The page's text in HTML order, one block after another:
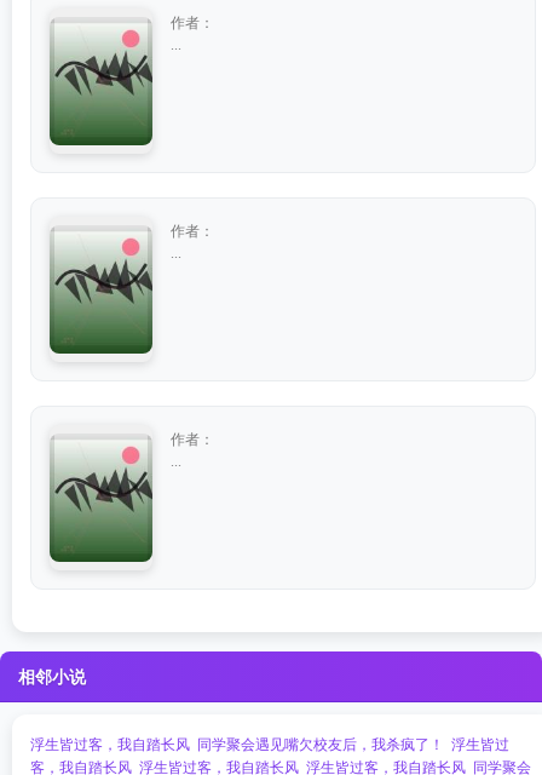
作者：
作者：
作者：
相邻小说
浮生皆过客，我自踏长风 同学聚会遇见嘴欠校友后，我杀疯了！
浮生皆过
客，我自踏长风 浮生皆过客，我自踏长风 浮生皆过客，我自踏长风 同学聚会